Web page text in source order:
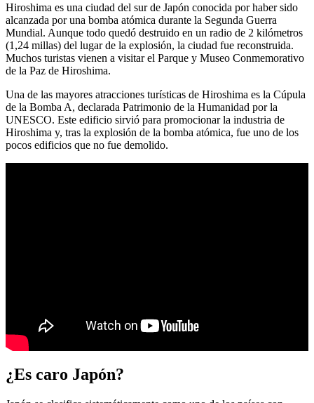
Hiroshima es una ciudad del sur de Japón conocida por haber sido
alcanzada por una bomba atómica durante la Segunda Guerra
Mundial. Aunque todo quedó destruido en un radio de 2 kilómetros
(1,24 millas) del lugar de la explosión, la ciudad fue reconstruida.
Muchos turistas vienen a visitar el Parque y Museo Conmemorativo
de la Paz de Hiroshima.
Una de las mayores atracciones turísticas de Hiroshima es la Cúpula
de la Bomba A, declarada Patrimonio de la Humanidad por la
UNESCO. Este edificio sirvió para promocionar la industria de
Hiroshima y, tras la explosión de la bomba atómica, fue uno de los
pocos edificios que no fue demolido.
¿Es caro Japón?